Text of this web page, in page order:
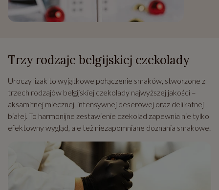
Trzy rodzaje belgijskiej czekolady
Uroczy lizak to wyjątkowe połączenie smaków, stworzone z
trzech rodzajów belgijskiej czekolady najwyższej jakości –
aksamitnej mlecznej, intensywnej deserowej oraz delikatnej
białej. To harmonijne zestawienie czekolad zapewnia nie tylko
efektowny wygląd, ale też niezapomniane doznania smakowe.